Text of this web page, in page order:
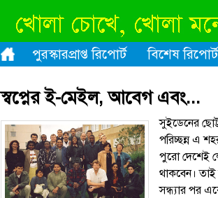
পুরস্কারপ্রাপ্ত রিপোর্ট বিশেষ রিপোর্ট
স্বপ্নের ই-মেইল, আবেগ এবং...
সুইডেনের
পরিচ্ছন্ন এ
পুরো দেশেই
থাকবেন।
সন্ধ্যার পর